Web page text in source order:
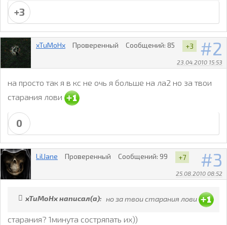
+3
2
23.04.2010 15:53
xTuMoHx Проверенный Сообщений: 85 +3
на просто так я в кс не очь я больше на ла2 но за твои
старания лови
0
3
25.08.2010 08:52
LilJane Проверенный Сообщений: 99 +7
xTuMoHx написал(а): но за твои старания лови
старания? 1минута состряпать их))